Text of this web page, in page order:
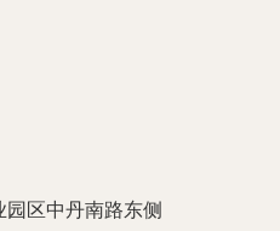
区中丹南路东侧